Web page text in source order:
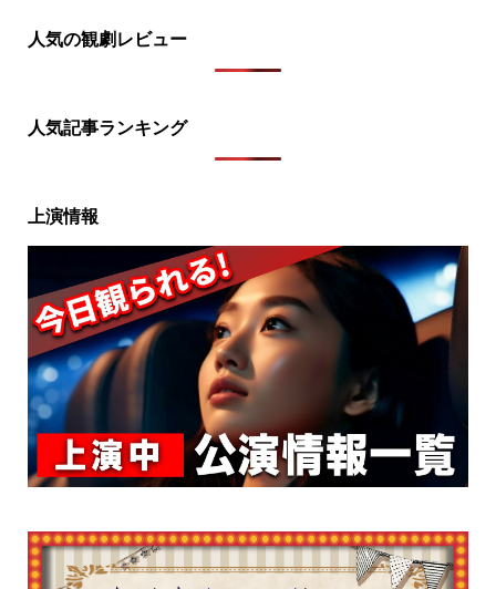
人気の観劇レビュー
人気記事ランキング
上演情報